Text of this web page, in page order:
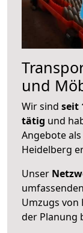
und
Wir sind seit
tätig und
Angebote
Heidelberg
Unser
Umzugs von
der Planung